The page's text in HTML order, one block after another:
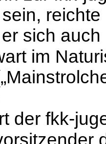
sich
im
der fkk-